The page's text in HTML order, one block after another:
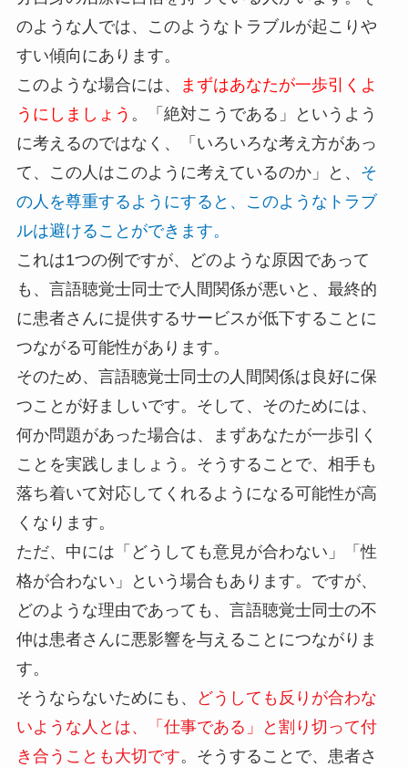
のような人では、このようなトラブルが起こりや
すい傾向にあります。
このような場合には、
まずはあなたが一歩引くよ
うにしましょう 。「絶対こうである」というよう
に考えるのではなく、「いろいろな考え方があっ
て、この人はこのように考えているのか」と、 そ
の人を尊重するようにすると、このようなトラブ
ルは避けることができます。
これは1つの例ですが、どのような原因であって
も、言語聴覚士同士で人間関係が悪いと、最終的
に患者さんに提供するサービスが低下することに
つながる可能性があります。
そのため、言語聴覚士同士の人間関係は良好に保
つことが好ましいです。そして、そのためには、
何か問題があった場合は、まずあなたが一歩引く
ことを実践しましょう。そうすることで、相手も
落ち着いて対応してくれるようになる可能性が高
くなります。
ただ、中には「どうしても意見が合わない」「性
格が合わない」という場合もあります。ですが、
どのような理由であっても、言語聴覚士同士の不
仲は患者さんに悪影響を与えることにつながりま
す。
そうならないためにも、
どうしても反りが合わな
いような人とは、「仕事である」と割り切って付
き合うことも大切です。そうすることで、患者さ